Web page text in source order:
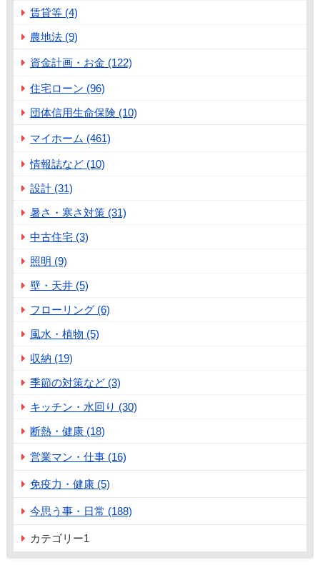
賃貸等 (4)
農地法 (9)
資金計画・お金 (122)
住宅ローン (96)
団体信用生命保険 (10)
マイホーム (461)
情報誌など (10)
設計 (31)
暑さ・寒さ対策 (31)
中古住宅 (3)
照明 (9)
壁・天井 (5)
フローリング (6)
風水・植物 (5)
収納 (19)
季節の対策など (3)
キッチン・水回り (30)
断熱・健康 (18)
営業マン・仕事 (16)
免疫力・健康 (5)
今思う事・日常 (188)
カテゴリー1